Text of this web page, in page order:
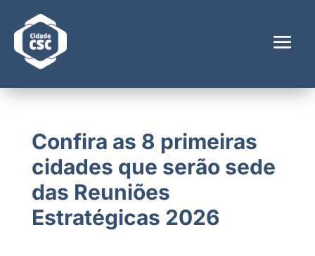
Confira as 8 primeiras
cidades que serão sede
das Reuniões
Estratégicas 2026